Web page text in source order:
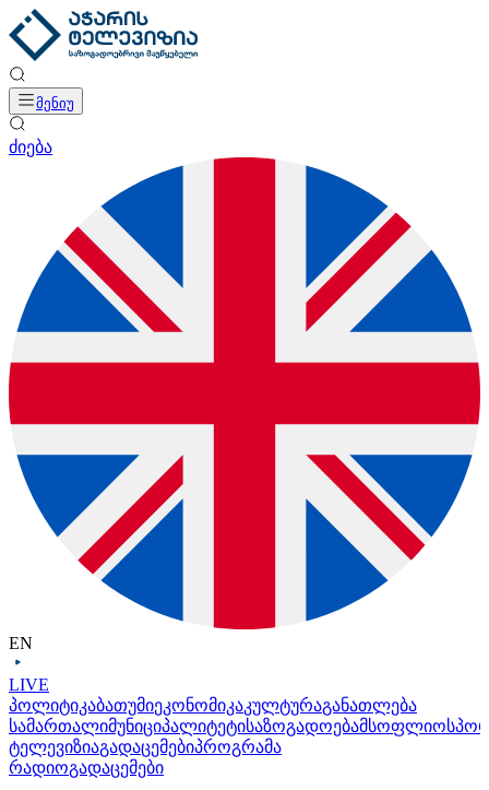
მენიუ
ძიება
EN
LIVE
პოლიტიკაბათუმიეკონომიკაკულტურაგანათლება
სამართალიმუნიციპალიტეტისაზოგადოებამსოფლიო
ტელევიზიაგადაცემებიპროგრამა
რადიოგადაცემები